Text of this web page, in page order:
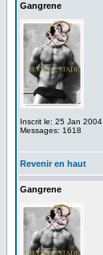
Gangrene
Inscrit le: 25 Jan 2004
Messages: 1618
Revenir en haut
Gangrene